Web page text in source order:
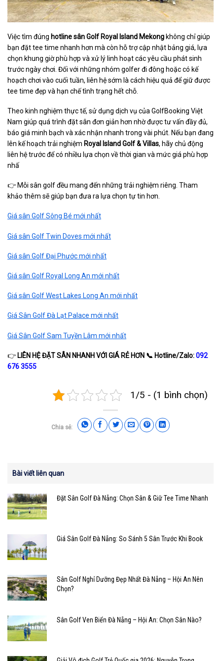
Việc tìm đúng hotline sân Golf Royal Island Mekong không chỉ giúp
bạn đặt tee time nhanh hơn mà còn hỗ trợ cập nhật bảng giá, lựa
chọn khung giờ phù hợp và xử lý linh hoạt các yêu cầu phát sinh
trước ngày chơi. Đối với những nhóm golfer đi đông hoặc có kế
hoạch chơi vào cuối tuần, liên hệ sớm là cách hiệu quả để giữ được
tee time đẹp và hạn chế tình trạng hết chỗ.
Theo kinh nghiệm thực tế, sử dụng dịch vụ của GolfBooking Việt
Nam giúp quá trình đặt sân đơn giản hơn nhờ được tư vấn đầy đủ,
báo giá minh bạch và xác nhận nhanh trong vài phút. Nếu bạn đang
lên kế hoạch trải nghiệm Royal Island Golf & Villas, hãy chủ động
liên hệ trước để có nhiều lựa chọn về thời gian và mức giá phù hợp
nhấ
👉 Mỗi sân golf đều mang đến những trải nghiệm riêng. Tham
khảo thêm sẽ giúp bạn đưa ra lựa chọn tự tin hơn.
Giá sân Golf Sông Bé mới nhất
Giá sân Golf Twin Doves mới nhất
Giá sân Golf Đại Phước mới nhất
Giá sân Golf Royal Long An mới nhất
Giá sân Golf West Lakes Long An mới nhất
Giá Sân Golf Đà Lạt Palace mới nhất
Giá Sân Golf Sam Tuyền Lâm mới nhất
👉 LIÊN HỆ ĐẶT SÂN NHANH VỚI GIÁ RẺ HƠN 📞 Hotline/Zalo:092
676 3555
1/5 - (1 bình chọn)
Chia sẻ:
Bài viết liên quan
Đặt Sân Golf Đà Nẵng: Chọn Sân & Giữ Tee Time Nhanh
Giá Sân Golf Đà Nẵng: So Sánh 5 Sân Trước Khi Book
Sân Golf Nghỉ Dưỡng Đẹp Nhất Đà Nẵng – Hội An Nên
Chọn?
Sân Golf Ven Biển Đà Nẵng – Hội An: Chọn Sân Nào?